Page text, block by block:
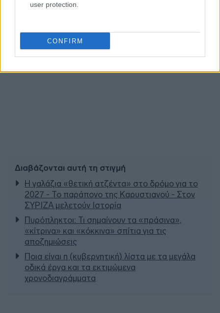
user protection.
CONFIRM
Διαβάζονται αυτή τη στιγμή
Η γαλάζια «θετική ατζέντα» στο δρόμο για το
2027 - Το παράπονο της Καρυστιανού - Στον
ΣΥΡΙΖΑ μελετούν Ιστορία
Πυρόπληκτοι: Τι σημαίνουν τα «πράσινα»,
«κίτρινα» και «κόκκινα» σπίτια για τις
αποζημιώσεις
Ποια είναι η (κυβερνητική) λίστα με τα μεγάλα
οδικά έργα και τα εκτιμώμενα
χρονοδιαγράμματα